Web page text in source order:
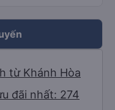
từ Khánh Hòa
đãi nhất: 274